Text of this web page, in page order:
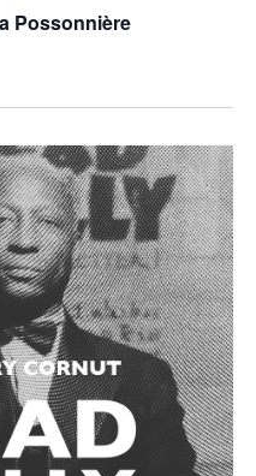
Possonnière